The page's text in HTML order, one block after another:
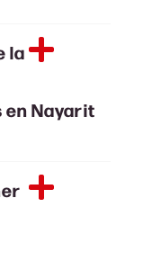
la
Nayarit